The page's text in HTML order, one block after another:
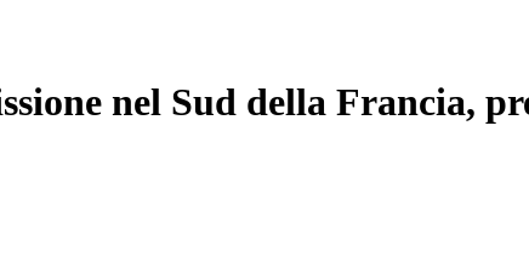
nel Sud della Francia,